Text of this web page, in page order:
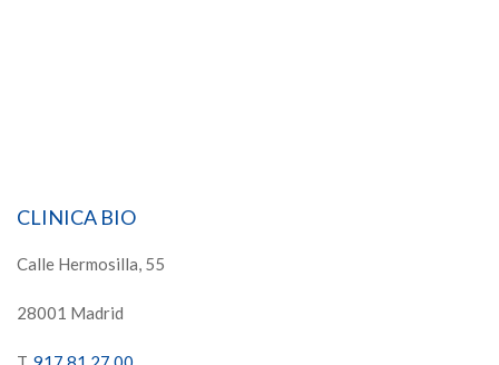
CLINICA BIO
Calle Hermosilla, 55
28001 Madrid